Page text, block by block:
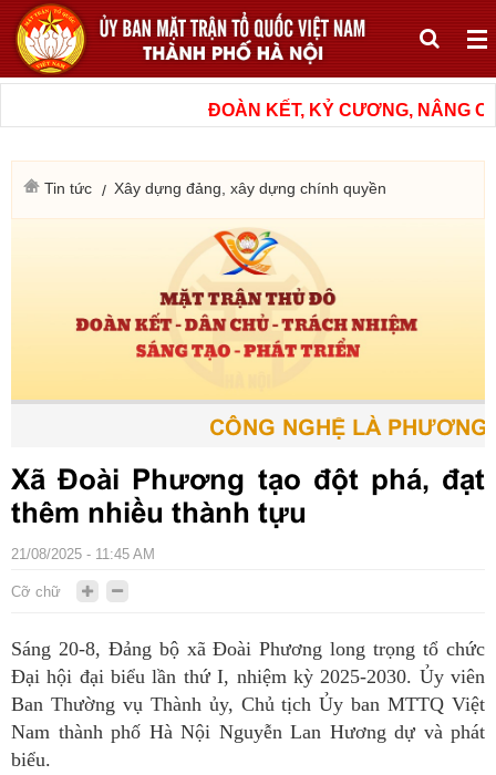
ĐOÀN KẾT, KỶ CƯƠNG, NÂNG
Tin tức Xây dựng đảng, xây dựng chính quyền
CÔNG NGHỆ LÀ PHƯƠNG
Xã Đoài Phương tạo đột phá, đạt
thêm nhiều thành tựu
21/08/2025 - 11:45 AM
Cỡ chữ
Sáng 20-8, Đảng bộ xã Đoài Phương long trọng tổ chức
Đại hội đại biểu lần thứ I, nhiệm kỳ 2025-2030. Ủy viên
Ban Thường vụ Thành ủy, Chủ tịch Ủy ban MTTQ Việt
Nam thành phố Hà Nội Nguyễn Lan Hương dự và phát
biểu.